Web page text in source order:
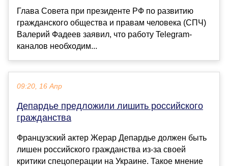
Глава Совета при президенте РФ по развитию
гражданского общества и правам человека (СПЧ)
Валерий Фадеев заявил, что работу Telegram-
каналов необходим...
09:20, 16 Апр
Депардье предложили лишить российского
гражданства
Французский актер Жерар Депардье должен быть
лишен российского гражданства из-за своей
критики спецоперации на Украине. Такое мнение